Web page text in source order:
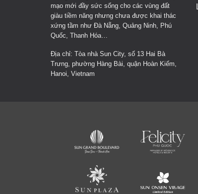
mạo mới đầy sức sống cho các vùng đất
giàu tiềm năng nhưng chưa được khai thác
xứng tầm như Đà Nẵng, Quảng Ninh, Phú
Quốc, Thanh Hóa…
Địa chỉ: Tòa nhà Sun City, số 13 Hai Bà
Trưng, phường Hàng Bài, quận Hoàn Kiếm,
Hanoi, Vietnam